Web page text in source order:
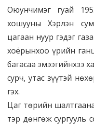
Оюунчимэг гуай
хошууны Хэрлэн
цагаан нуур гэдэг
хоёрынхоо үрийн
багасаа эмээгийнхээ
сурч, утас зүүтэй
гэх.
Цаг төрийн
тэр дөнгөж сургууль